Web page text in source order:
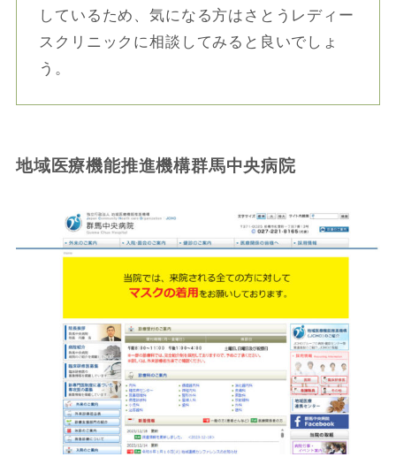
しているため、気になる方はさとうレディー
スクリニックに相談してみると良いでしょ
う。
地域医療機能推進機構群馬中央病院